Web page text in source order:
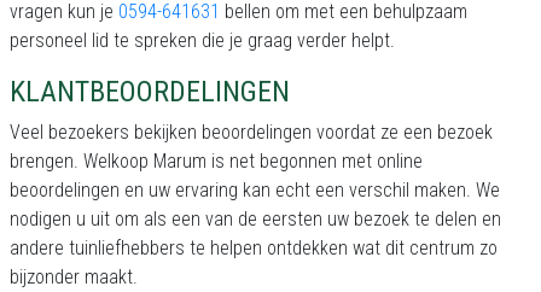
vragen kun je 0594-641631 bellen om met een behulpzaam
personeel lid te spreken die je graag verder helpt.
KLANTBEOORDELINGEN
Veel bezoekers bekijken beoordelingen voordat ze een bezoek
brengen. Welkoop Marum is net begonnen met online
beoordelingen en uw ervaring kan echt een verschil maken. We
nodigen u uit om als een van de eersten uw bezoek te delen en
andere tuinliefhebbers te helpen ontdekken wat dit centrum zo
bijzonder maakt.